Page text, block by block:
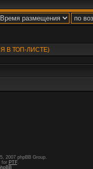
В ТОП-ЛИСТЕ)
2007 phpBB Group.
for PTF.